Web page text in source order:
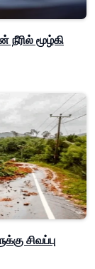
மூழ்கி
சிவப்பு